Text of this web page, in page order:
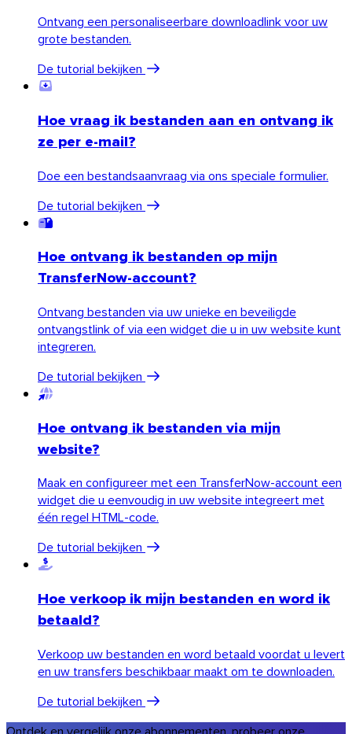
Outlook
Ontvang een personaliseerbare downloadlink voor uw
grote bestanden.
De tutorial bekijken
Hoe vraag ik bestanden aan en ontvang ik
ze per e-mail?
Doe een bestandsaanvraag via ons speciale formulier.
De tutorial bekijken
Hoe ontvang ik bestanden op mijn
TransferNow-account?
Ontvang bestanden via uw unieke en beveiligde
ontvangstlink of via een widget die u in uw website kunt
integreren.
De tutorial bekijken
Hoe ontvang ik bestanden via mijn
website?
Maak en configureer met een TransferNow-account een
widget die u eenvoudig in uw website integreert met
één regel HTML-code.
De tutorial bekijken
Hoe verkoop ik mijn bestanden en word ik
betaald?
Verkoop uw bestanden en word betaald voordat u levert
en uw transfers beschikbaar maakt om te downloaden.
De tutorial bekijken